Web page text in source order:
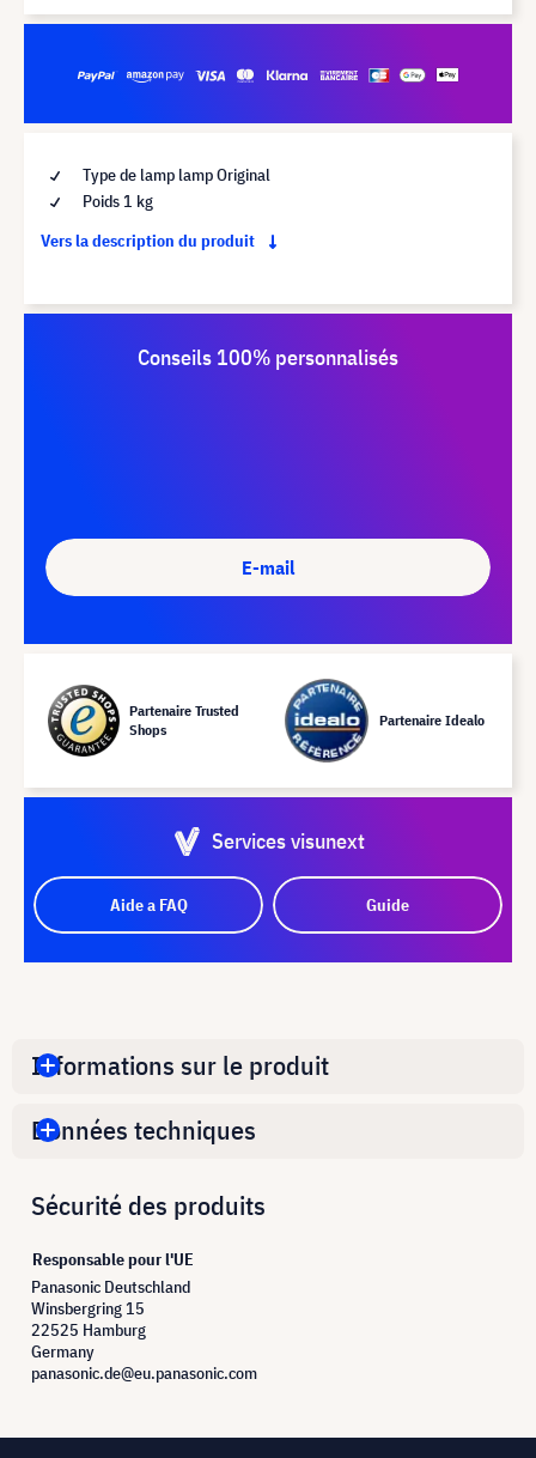
Type de lamp lamp Original
Poids 1 kg
Vers la description du produit
Conseils 100% personnalisés
E-mail
Partenaire Trusted
Shops
Partenaire Idealo
Services visunext
Aide a FAQ Guide
Informations sur le produit
Données techniques
Sécurité des produits
Responsable pour l'UE
Panasonic Deutschland
Winsbergring 15
22525 Hamburg
Germany
panasonic.de@eu.panasonic.com